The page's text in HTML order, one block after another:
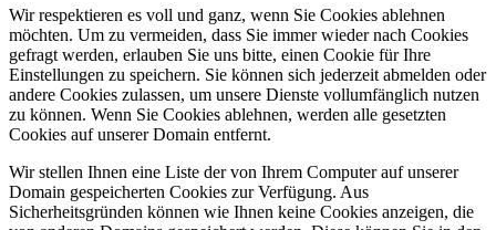
Wir respektieren es voll und ganz, wenn Sie Cookies ablehnen
möchten. Um zu vermeiden, dass Sie immer wieder nach Cookies
gefragt werden, erlauben Sie uns bitte, einen Cookie für Ihre
Einstellungen zu speichern. Sie können sich jederzeit abmelden oder
andere Cookies zulassen, um unsere Dienste vollumfänglich nutzen
zu können. Wenn Sie Cookies ablehnen, werden alle gesetzten
Cookies auf unserer Domain entfernt.
Wir stellen Ihnen eine Liste der von Ihrem Computer auf unserer
Domain gespeicherten Cookies zur Verfügung. Aus
Sicherheitsgründen können wie Ihnen keine Cookies anzeigen, die